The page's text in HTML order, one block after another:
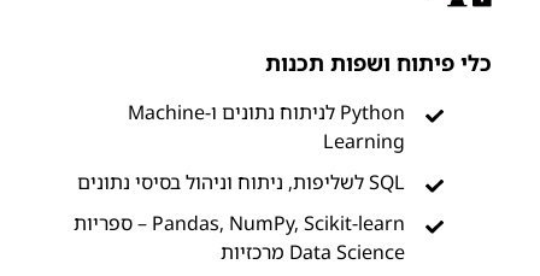
כלי פיתוח ושפות תכנות
Python לניתוח נתונים ו-Machine
Learning
SQL לשליפות, ניתוח וניהול בסיסי נתונים
Pandas, NumPy, Scikit-learn – ספריות
Data Science מרכזיות